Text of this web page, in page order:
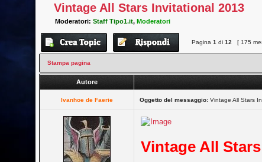
Vintage All Stars Invitational 2013
Moderatori:Staff Tipo1.it,Moderatori
Pagina1 di12 [ 175
Stampa pagina
Autore
Ivanhoe de Faerie Oggetto del messaggio: Vintage All Stars
Vintage All